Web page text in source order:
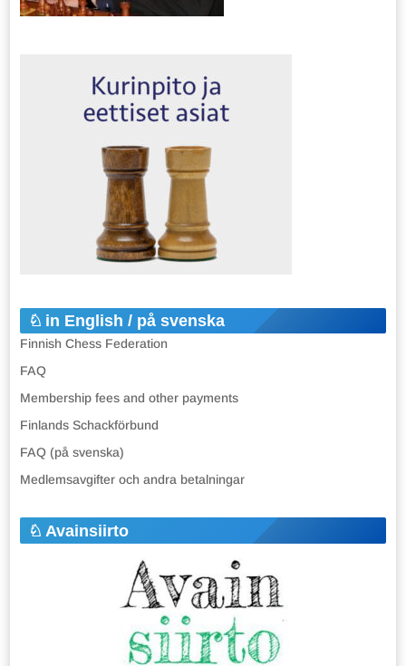
in English / på svenska
Finnish Chess Federation
FAQ
Membership fees and other payments
Finlands Schackförbund
FAQ (på svenska)
Medlemsavgifter och andra betalningar
Avainsiirto